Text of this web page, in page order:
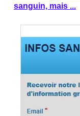
sanguin, mais ...